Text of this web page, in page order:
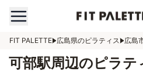
FIT PALETTE 広島県のピラティス 広島
可部駅周辺のピラ